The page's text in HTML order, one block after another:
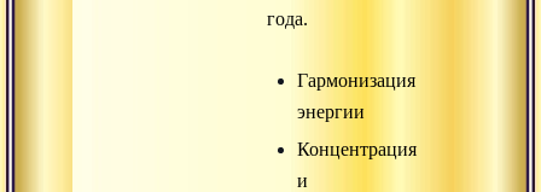
года.
Гармонизация
энергии
Концентрация
и